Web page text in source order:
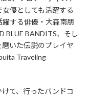
優としても活躍する
する俳優・大森南朋
BLUE BANDITS、そし
いた伝説のプレイヤ
Traveling
て、行ったバンドコ